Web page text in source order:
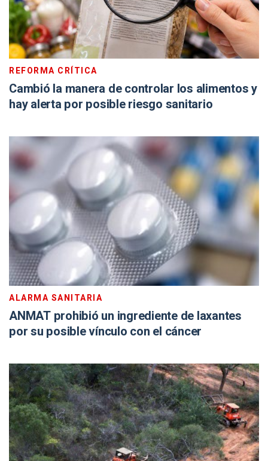
REFORMA CRÍTICA
Cambió la manera de controlar los alimentos y
hay alerta por posible riesgo sanitario
ALARMA SANITARIA
ANMAT prohibió un ingrediente de laxantes
por su posible vínculo con el cáncer